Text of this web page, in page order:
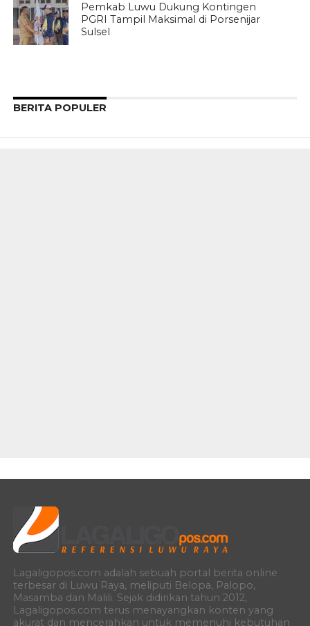
Pemkab Luwu Dukung Kontingen
PGRI Tampil Maksimal di Porsenijar
Sulsel
BERITA POPULER
Lagaligopos.com adalah sebuah portal berita online
terbesar di Luwu Raya, meliputi Belopa, Palopo,
Masamba dan Malili. Sejak didirikan tahun 2012,
Lagaligopos.com terus menayangkan konten yang
akurat dan mencerahkan untuk memenuhi kebutuhan